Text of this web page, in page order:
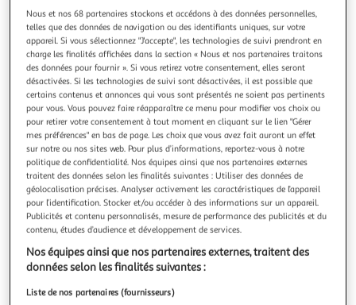
Livraison offerte
TEFAL
Casserole induction inox 20 cm
La casserole Tefal Primary 20cm en acier inox 18/10 vous
assure une cuisson précise et durable. Base induction
épaisse pour une chaleur homogène. Couvercle en verre
avec orifice vapeur. Pratique, compatible lave-vaisselle, avec
poignée ergonomique. Capacité 3 L.
En savoir +
Vendu parNouveaux Marchands
Livraison dès 4/5 jours
Livraison offerte
Plus d'options
Vendu parNouveaux Marchands
Nous et nos 68 partenaires stockons et accédons à des données personnelles,
telles que des données de navigation ou des identifiants uniques, sur votre
appareil. Si vous sélectionnez "J'accepte", les technologies de suivi prendront en
charge les finalités affichées dans la section « Nous et nos partenaires traitons
des données pour fournir ». Si vous retirez votre consentement, elles seront
désactivées. Si les technologies de suivi sont désactivées, il est possible que
certains contenus et annonces qui vous sont présentés ne soient pas pertinents
pour vous. Vous pouvez faire réapparaître ce menu pour modifier vos choix ou
pour retirer votre consentement à tout moment en cliquant sur le lien "Gérer
mes préférences" en bas de page. Les choix que vous avez fait auront un effet
sur notre ou nos sites web. Pour plus d’informations, reportez-vous à notre
politique de confidentialité. Nos équipes ainsi que nos partenaires externes
traitent des données selon les finalités suivantes : Utiliser des données de
géolocalisation précises. Analyser activement les caractéristiques de l’appareil
pour l’identification. Stocker et/ou accéder à des informations sur un appareil.
Publicités et contenu personnalisés, mesure de performance des publicités et du
contenu, études d’audience et développement de services.
Nos équipes ainsi que nos partenaires externes, traitent des
données selon les finalités suivantes :
Liste de nos partenaires (fournisseurs)